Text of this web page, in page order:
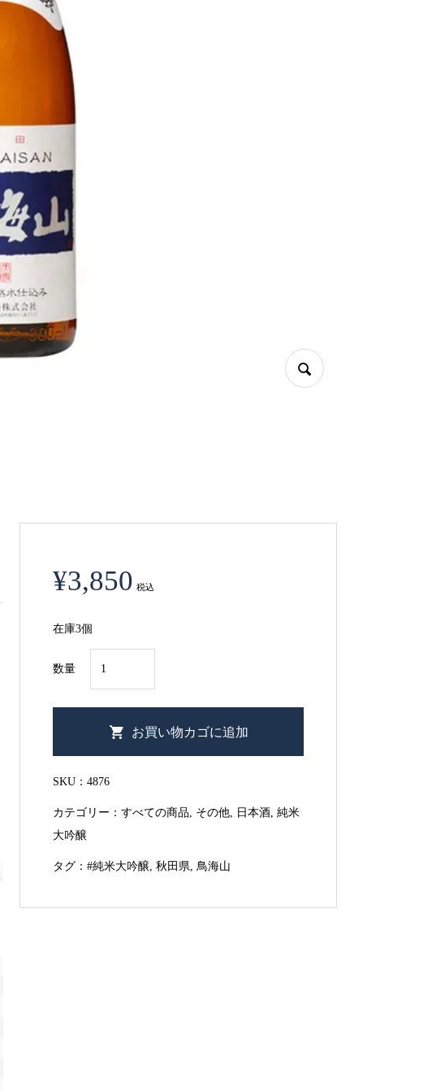
¥3,850 税込
在庫3個
数量
米
吟
1800ml
お買い物カゴに追加
SKU：4876
カテゴリー：すべての商品 その他 日本酒 ,純米
大吟醸
タグ：#純米大吟醸 ,秋田県 鳥海山